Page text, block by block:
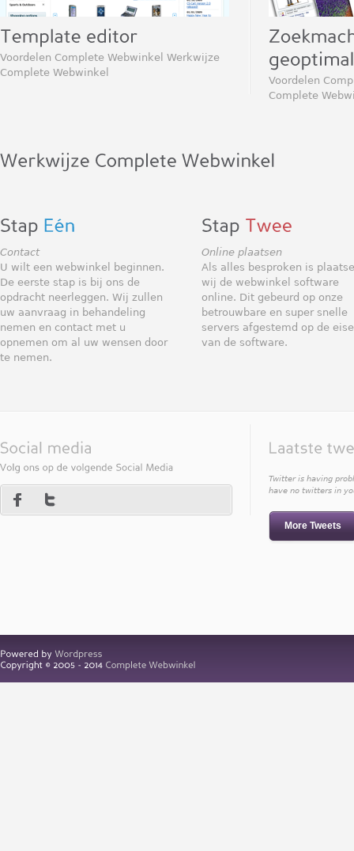
Voordelen Complete Webwinkel Werkwijze
Complete Webwinkel
Voordelen
Complete
Contact
U wilt een webwinkel beginnen.
De eerste stap is bij ons de
opdracht neerleggen. Wij zullen
uw aanvraag in behandeling
nemen en contact met u
opnemen om al uw wensen door
te nemen.
Online plaatsen
Als alles besproken is
wij de webwinkel software
online. Dit gebeurd op onze
betrouwbare en super snelle
servers afgestemd op de
van de software.
Twitter is having
have no twitters in
More Tweets